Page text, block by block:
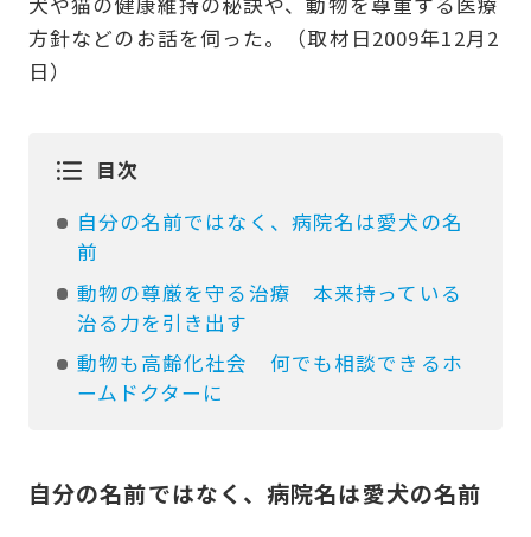
方針などのお話を伺った。（取材日2009年12月2
日）
目次
自分の名前ではなく、病院名は愛犬の名
前
動物の尊厳を守る治療 本来持っている
治る力を引き出す
動物も高齢化社会 何でも相談できるホ
ームドクターに
自分の名前ではなく、病院名は愛犬の名前